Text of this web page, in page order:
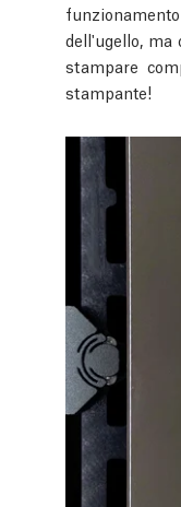
dell'ugello,
stampare
stampante!